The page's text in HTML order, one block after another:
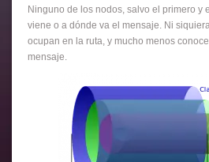
Ninguno de los nodos, salvo el primero y
viene o a dónde va el mensaje. Ni
ocupan en la ruta, y mucho menos
mensaje.